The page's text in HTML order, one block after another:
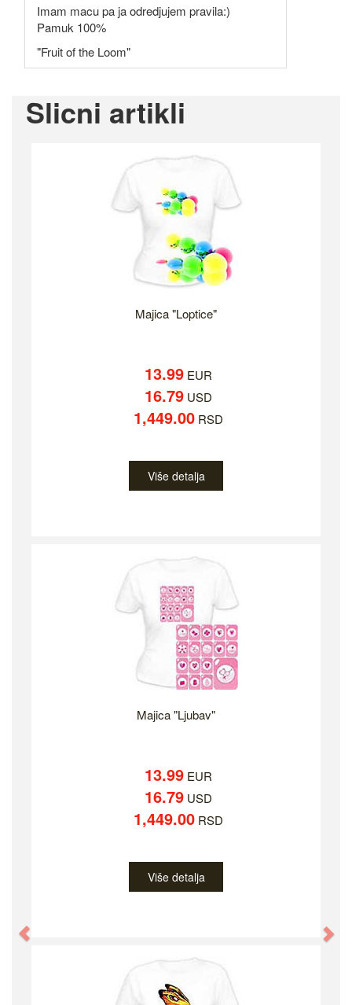
Imam macu pa ja odredjujem pravila:)
Pamuk 100%
"Fruit of the Loom"
Slicni artikli
Majica "Loptice"
13.99EUR
16.79USD
1,449.00RSD
Više detalja
Majica "Ljubav"
13.99EUR
16.79USD
1,449.00RSD
Više detalja